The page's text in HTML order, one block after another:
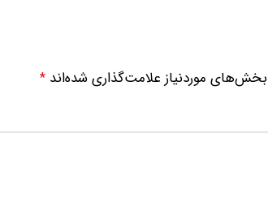
بخش‌های موردنیاز علامت‌گذاری شده‌اند *